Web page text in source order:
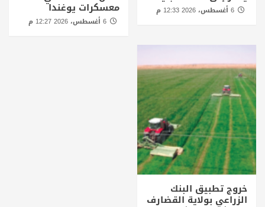
معسكرات يوغندا
6 أغسطس، 2026 12:27 م
خروج تطبيق البنك
الزراعي بولاية القضارف